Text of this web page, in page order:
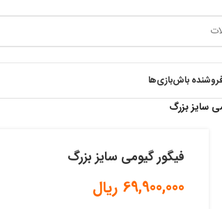
باشبازی‌ها
سایز بزرگ
فیگور گیومی سایز بزرگ
69,900,000 ریال